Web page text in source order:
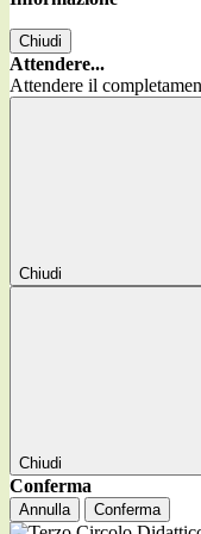
Chiudi
Attendere...
Attendere il
Chiudi
Chiudi
Conferma
Annulla Conferma